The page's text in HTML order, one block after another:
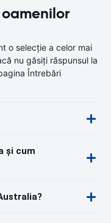
o selecție a celor mai
nu găsiți răspunsul la
Întrebări
și cum